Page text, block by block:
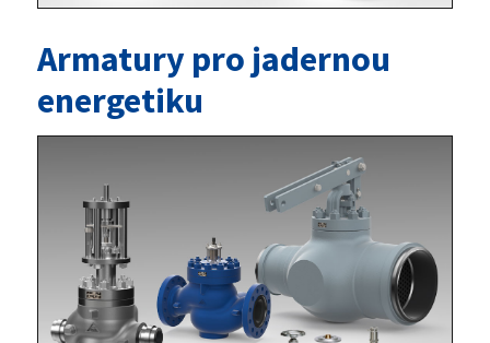
Armatury pro jadernou
energetiku